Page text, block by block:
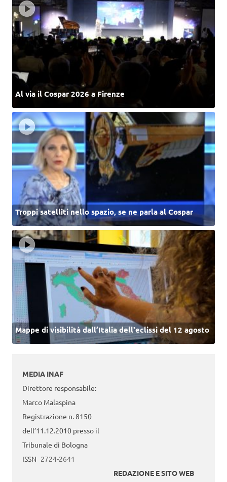
Al via il Cospar 2026 a Firenze
Troppi satelliti nello spazio, se ne parla al Cospar
Mappe di visibilità dall’Italia dell'eclissi del 12 agosto
MEDIA INAF
Direttore responsabile:
Marco Malaspina
Registrazione n. 8150
dell’11.12.2010 presso il
Tribunale di Bologna
ISSN 2724-2641
REDAZIONE E SITO WEB